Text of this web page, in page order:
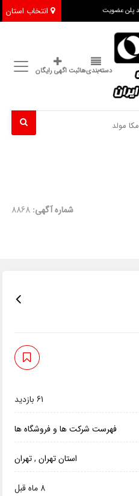
انتخاب استان پلن عضویت
دسته‌بندی‌هاثبت اگهی رایگان
مولد
شماره آگهی: 8868
61 بازدید
فهرست شرکت ها و فروشگاه ها
استان تهران,تهران
8 ماه قبل